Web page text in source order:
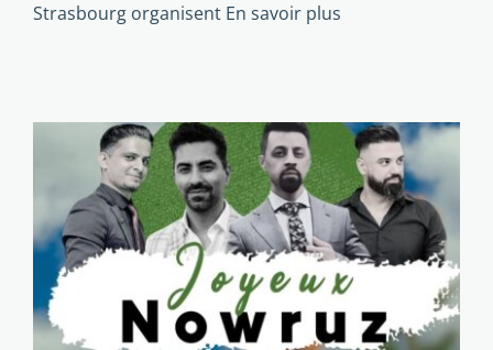
Strasbourg organisent En savoir plus